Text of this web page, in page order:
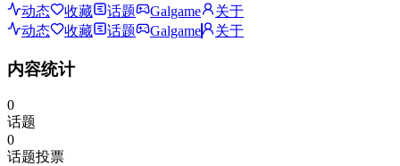
动态
收藏 话题 Galgame
关于
动态
收藏 话题 Galgame 关于
内容统计
0
话题
0
话题投票